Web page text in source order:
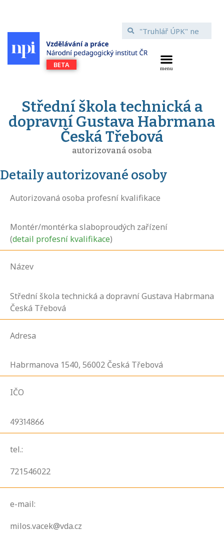
Střední škola technická a
dopravní Gustava Habrmana
Česká Třebová
autorizovaná osoba
Detaily autorizované osoby
Autorizovaná osoba profesní kvalifikace
Montér/montérka slaboproudých zařízení
(detail profesní kvalifikace)
Název
Střední škola technická a dopravní Gustava Habrmana
Česká Třebová
Adresa
Habrmanova 1540, 56002 Česká Třebová
IČO
49314866
tel.:
721546022
e-mail:
milos.vacek@vda.cz